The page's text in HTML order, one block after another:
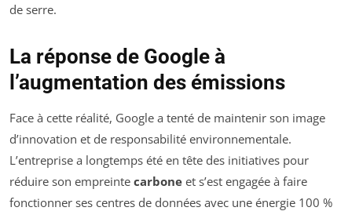
de serre.
La réponse de Google à
l’augmentation des émissions
Face à cette réalité, Google a tenté de maintenir son image
d’innovation et de responsabilité environnementale.
L’entreprise a longtemps été en tête des initiatives pour
réduire son empreinte carbone et s’est engagée à faire
fonctionner ses centres de données avec une énergie 100 %